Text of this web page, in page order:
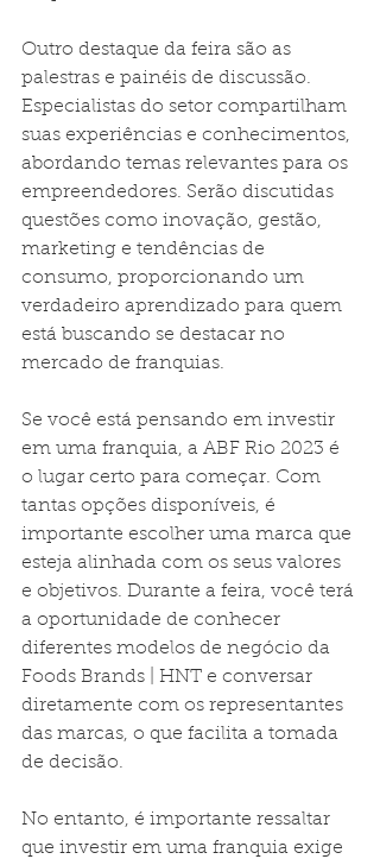
Outro destaque da feira são as
palestras e painéis de discussão.
Especialistas do setor compartilham
suas experiências e conhecimentos,
abordando temas relevantes para os
empreendedores. Serão discutidas
questões como inovação, gestão,
marketing e tendências de
consumo, proporcionando um
verdadeiro aprendizado para quem
está buscando se destacar no
mercado de franquias.
Se você está pensando em investir
em uma franquia, a ABF Rio 2023 é
o lugar certo para começar. Com
tantas opções disponíveis, é
importante escolher uma marca que
esteja alinhada com os seus valores
e objetivos. Durante a feira, você terá
a oportunidade de conhecer
diferentes modelos de negócio da
Foods Brands | HNT e conversar
diretamente com os representantes
das marcas, o que facilita a tomada
de decisão.
No entanto, é importante ressaltar
que investir em uma franquia exige